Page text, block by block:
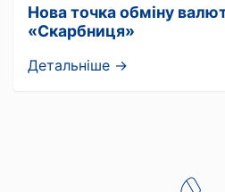
Нова точка обміну
«Скарбниця»
Детальніше →